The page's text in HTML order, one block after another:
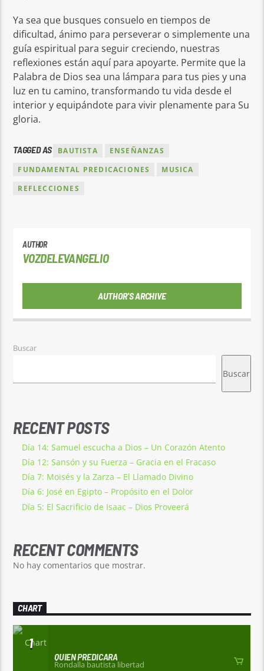
Ya sea que busques consuelo en tiempos de
dificultad, ánimo para perseverar o simplemente una
guía espiritual para seguir creciendo, nuestras
reflexiones están aquí para apoyarte. Permite que la
Palabra de Dios sea una lámpara para tus pies y una
luz en tu camino, transformando tu vida desde el
interior y equipándote para vivir plenamente para Su
gloria.
TAGGED AS BAUTISTA
ENSEÑANZAS
FUNDAMENTAL PREDICACIONES
MUSICA
REFLECCIONES
AUTHOR
VOZDELEVANGELIO
AUTHOR'S ARCHIVE
Buscar
Buscar
RECENT POSTS
Día 14: Samuel escucha a Dios – Un Corazón Atento
Día 12: Sansón y su Fuerza – Gracia en el Fracaso
Día 7: Moisés y la Zarza – El Llamado Divino
Día 6: José en Egipto – Propósito en el Dolor
Día 5: El Sacrificio de Isaac – Dios Proveerá
RECENT COMMENTS
No hay comentarios que mostrar.
CHART
1
QUIEN PREDICARA
Rondalla bautista libertad